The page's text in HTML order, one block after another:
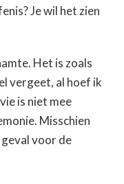
Je wil het zien
Het is zoals
vergeet, al hoef ik
is niet mee
Misschien
voor de